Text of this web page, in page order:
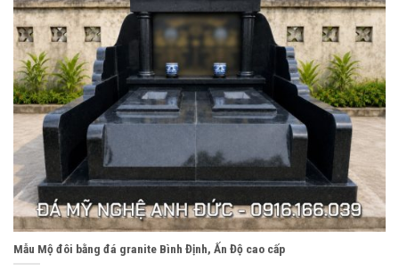
Mẫu Mộ đôi bằng đá granite Bình Định, Ấn Độ cao cấp